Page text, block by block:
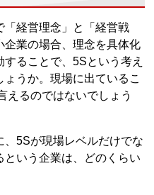
「経営理念」と「経営戦
企業の場合、理念を具体化
ることで、5Sという考え
うか。現場に出ているこ
えるのではないでしょう
5Sが現場レベルだけでな
という企業は、どのくらい